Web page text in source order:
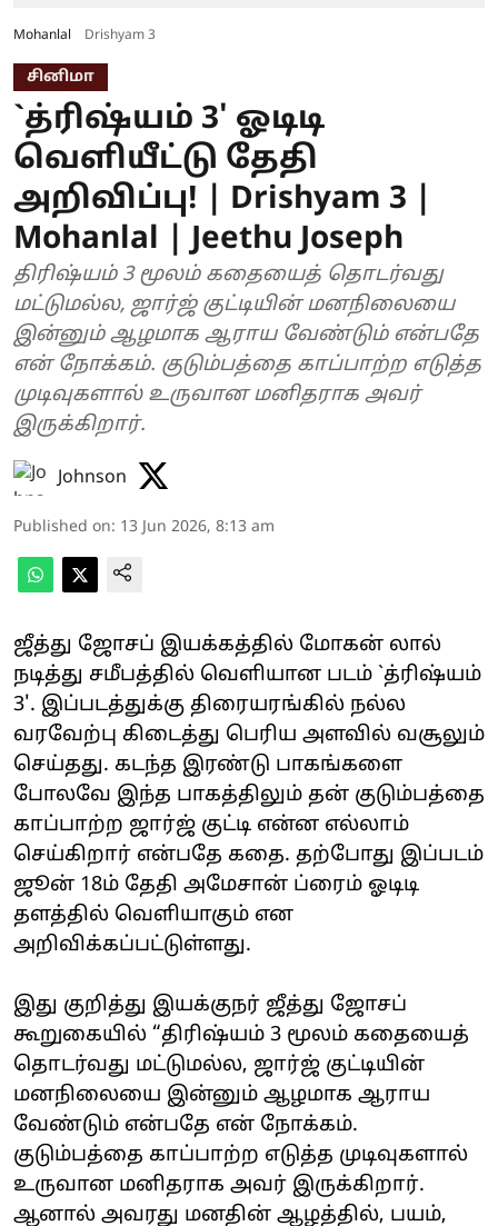
Mohanlal Drishyam 3
சினிமா
`த்ரிஷ்யம் 3' ஓடிடி
வெளியீட்டு தேதி
அறிவிப்பு! | Drishyam 3 |
Mohanlal | Jeethu Joseph
திரிஷ்யம் 3 மூலம் கதையைத் தொடர்வது
மட்டுமல்ல, ஜார்ஜ் குட்டியின் மனநிலையை
இன்னும் ஆழமாக ஆராய வேண்டும் என்பதே
என் நோக்கம். குடும்பத்தை காப்பாற்ற எடுத்த
முடிவுகளால் உருவான மனிதராக அவர்
இருக்கிறார்.
Johnson
Published on: 13 Jun 2026, 8:13 am
ஜீத்து ஜோசப் இயக்கத்தில் மோகன் லால்
நடித்து சமீபத்தில் வெளியான படம் `த்ரிஷ்யம்
3'. இப்படத்துக்கு திரையரங்கில் நல்ல
வரவேற்பு கிடைத்து பெரிய அளவில் வசூலும்
செய்தது. கடந்த இரண்டு பாகங்களை
போலவே இந்த பாகத்திலும் தன் குடும்பத்தை
காப்பாற்ற ஜார்ஜ் குட்டி என்ன எல்லாம்
செய்கிறார் என்பதே கதை. தற்போது இப்படம்
ஜூன் 18ம் தேதி அமேசான் ப்ரைம் ஓடிடி
தளத்தில் வெளியாகும் என
அறிவிக்கப்பட்டுள்ளது.
இது குறித்து இயக்குநர் ஜீத்து ஜோசப்
கூறுகையில் “திரிஷ்யம் 3 மூலம் கதையைத்
தொடர்வது மட்டுமல்ல, ஜார்ஜ் குட்டியின்
மனநிலையை இன்னும் ஆழமாக ஆராய
வேண்டும் என்பதே என் நோக்கம்.
குடும்பத்தை காப்பாற்ற எடுத்த முடிவுகளால்
உருவான மனிதராக அவர் இருக்கிறார்.
ஆனால் அவரது மனதின் ஆழத்தில், பயம்,